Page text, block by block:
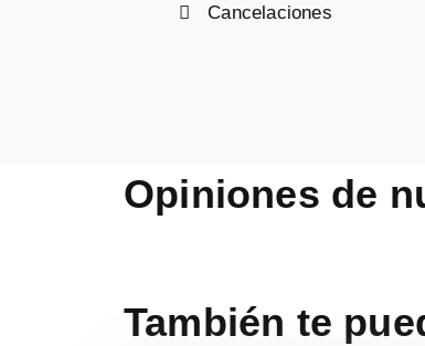
Cancelaciones
Opiniones de
También te